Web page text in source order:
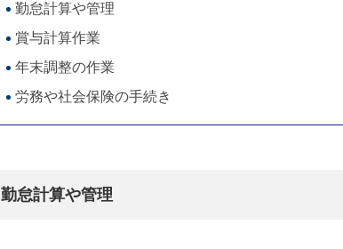
勤怠計算や管理
賞与計算作業
年末調整の作業
労務や社会保険の手続き
勤怠計算や管理